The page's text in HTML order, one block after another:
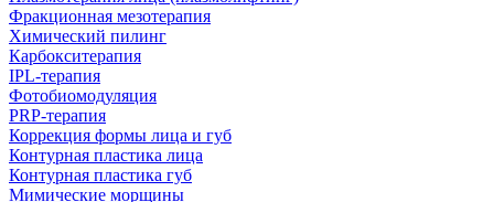
Фракционная мезотерапия
Химический пилинг
Карбокситерапия
IPL‑терапия
Фотобиомодуляция
PRP-терапия
Коррекция формы лица и губ
Контурная пластика лица
Контурная пластика губ
Мимические морщины